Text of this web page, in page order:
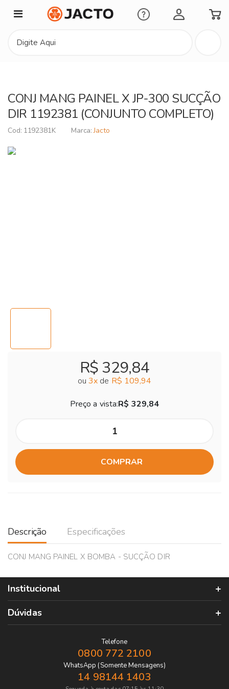
Minha Conta
CONJ MANG PAINEL X JP-300 SUCÇÃO
DIR 1192381 (CONJUNTO COMPLETO)
1192381K Jacto
R$ 329,84
ou 3x de R$ 109,94
Preço a vista:R$ 329,84
COMPRAR
Descrição Especificações
CONJ MANG PAINEL X BOMBA - SUCÇÃO DIR
Institucional
Dúvidas
Telefone
0800 772 2100
WhatsApp (Somente Mensagens)
14 98144 1403